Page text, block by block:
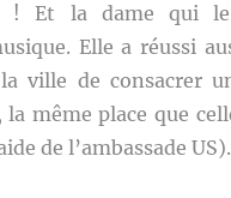
! Et la dame qui
Elle a réussi
ville de consacrer
la même place que
de l’ambassade US).